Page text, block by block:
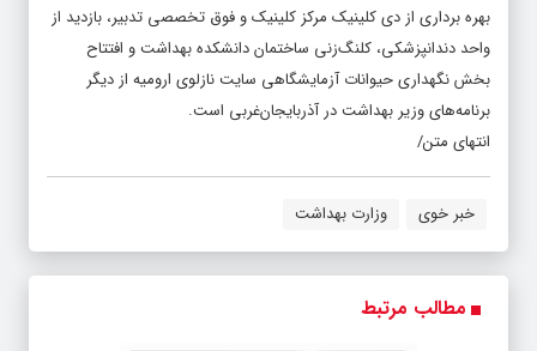
بهره برداری از دی کلینیک مرکز کلینیک و فوق تخصصی تدبیر، بازدید از
واحد دندانپزشکی، کلنگ‌زنی ساختمان دانشکده بهداشت و افتتاح
بخش نگهداری حیوانات آزمایشگاهی سایت نازلوی ارومیه از دیگر
برنامه‌های وزیر بهداشت در آذربایجان‌غربی است.
انتهای متن/
خبر خوی وزارت بهداشت
مطالب مرتبط